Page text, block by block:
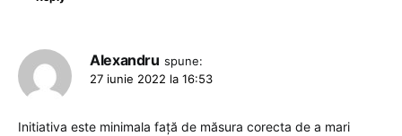
Alexandru spune:
27 iunie 2022 la 16:53
Initiativa este minimala față de măsura corecta de a mari